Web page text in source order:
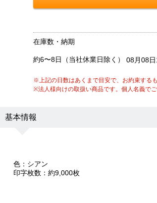
在庫数・納期
約6〜8日（当社休業日除く） 08月08
※上記の日数はあくまで目安で、お約束する
※法人様向けの取扱い商品です。個人名義で
基本情報
色：シアン
印字枚数：約9,000枚